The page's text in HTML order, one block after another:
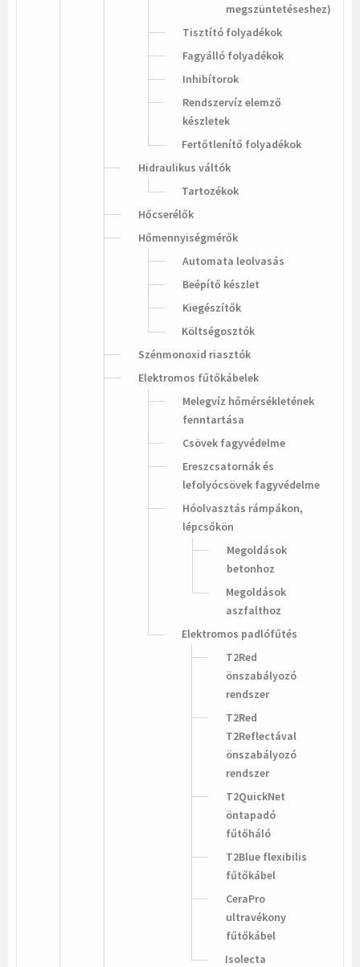
megszüntetéseshez)
Tisztító folyadékok
Fagyálló folyadékok
Inhibítorok
Rendszervíz elemző
készletek
Fertőtlenítő folyadékok
Hidraulikus váltók
Tartozékok
Hőcserélők
Hőmennyiségmérők
Automata leolvasás
Beépítő készlet
Kiegészítők
Költségosztók
Szénmonoxid riasztók
Elektromos fűtőkábelek
Melegvíz hőmérsékletének
fenntartása
Csövek fagyvédelme
Ereszcsatornák és
lefolyócsövek fagyvédelme
Hóolvasztás rámpákon,
lépcsőkön
Megoldások
betonhoz
Megoldások
aszfalthoz
Elektromos padlófűtés
T2Red
önszabályozó
rendszer
T2Red
T2Reflectával
önszabályozó
rendszer
T2QuickNet
öntapadó
fűtőháló
T2Blue flexibilis
fűtőkábel
CeraPro
ultravékony
fűtőkábel
Isolecta